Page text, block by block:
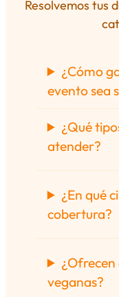
Resolvemos tus
¿Cómo
evento sea
¿Qué
atender?
¿En qué
cobertura?
veganas?